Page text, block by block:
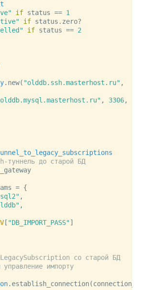
if status == 1
if status.zero?
if status == 2
.new( "olddb.ssh.masterhost.ru"
, 3306
туннель до старой БД
,
,
[ "DB_IMPORT_PASS"]
со старой БД
импорту